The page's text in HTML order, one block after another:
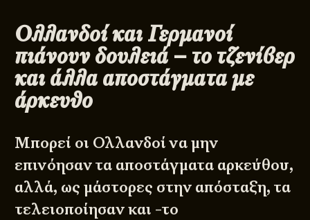
Ολλανδοί και Γερμανοί
πιάνουν δουλειά – το τζενίβερ
και άλλα αποστάγματα με
άρκευθο
Μπορεί οι Ολλανδοί να μην
επινόησαν τα αποστάγματα αρκεύθου,
αλλά, ως μάστορες στην απόσταξη, τα
τελειοποίησαν και -το